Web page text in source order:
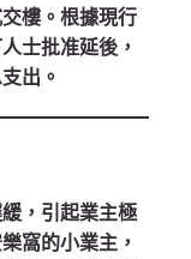
樓。根據現行
士批准延後，
出。
，引起業主極
窩的小業主，